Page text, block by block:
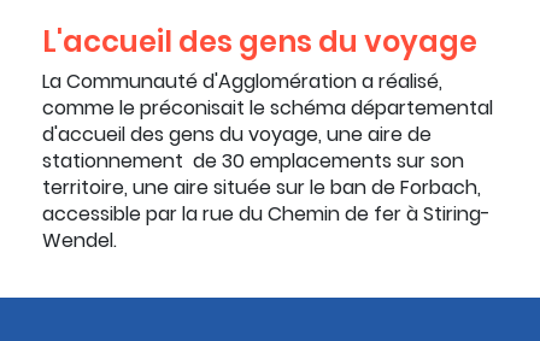
L'accueil des gens du voyage
La Communauté d'Agglomération a réalisé,
comme le préconisait le schéma départemental
d'accueil des gens du voyage, une aire de
stationnement de 30 emplacements sur son
territoire, une aire située sur le ban de Forbach,
accessible par la rue du Chemin de fer à Stiring-
Wendel.